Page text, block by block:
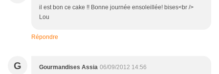
il est bon ce cake !! Bonne journée ensoleillée! bises<br />
Lou
Répondre
G Gourmandises Assia 06/09/2012 14:56